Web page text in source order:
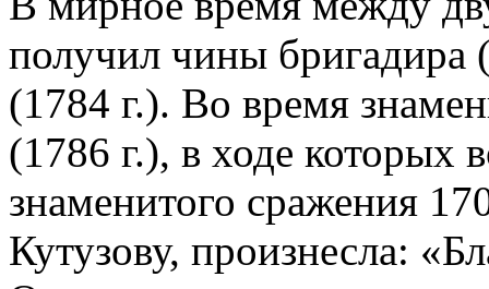
получил чины бригадира
(1784 г.). Во время
(1786 г.), в ходе которых
знаменитого сражения
Кутузову, произнесла: